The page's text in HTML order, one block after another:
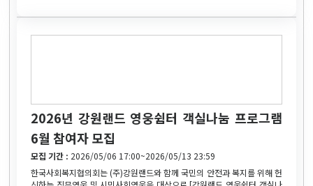
2026년 강원랜드 영웅쉼터 객실나눔 프로그램
6월 참여자 모집
모집 기간 : 2026/05/06 17:00~2026/05/13 23:59
한국사회복지협의회는 (주)강원랜드와 함께 국민의 안전과 복지를 위해 헌